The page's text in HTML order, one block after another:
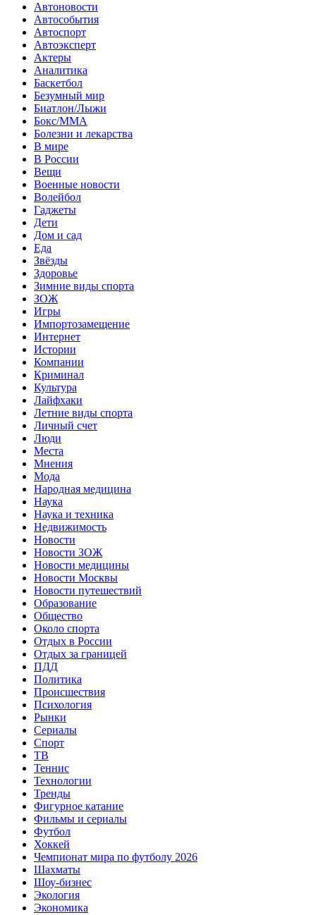
Автоновости
Автособытия
Автоспорт
Автоэксперт
Актеры
Аналитика
Баскетбол
Безумный мир
Биатлон/Лыжи
Бокс/MMA
Болезни и лекарства
В мире
В России
Вещи
Военные новости
Волейбол
Гаджеты
Дети
Дом и сад
Еда
Звёзды
Здоровье
Зимние виды спорта
ЗОЖ
Игры
Импортозамещение
Интернет
Истории
Компании
Криминал
Культура
Лайфхаки
Летние виды спорта
Личный счет
Люди
Места
Мнения
Мода
Народная медицина
Наука
Наука и техника
Недвижимость
Новости
Новости ЗОЖ
Новости медицины
Новости Москвы
Новости путешествий
Образование
Общество
Около спорта
Отдых в России
Отдых за границей
ПДД
Политика
Происшествия
Психология
Рынки
Сериалы
Спорт
ТВ
Теннис
Технологии
Тренды
Фигурное катание
Фильмы и сериалы
Футбол
Хоккей
Чемпионат мира по футболу 2026
Шахматы
Шоу-бизнес
Экология
Экономика